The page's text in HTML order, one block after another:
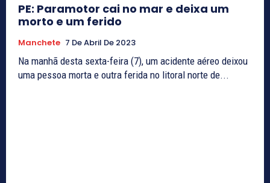
PE: Paramotor cai no mar e deixa um
morto e um ferido
Manchete 7 De Abril De 2023
Na manhã desta sexta-feira (7), um acidente aéreo deixou
uma pessoa morta e outra ferida no litoral norte de...